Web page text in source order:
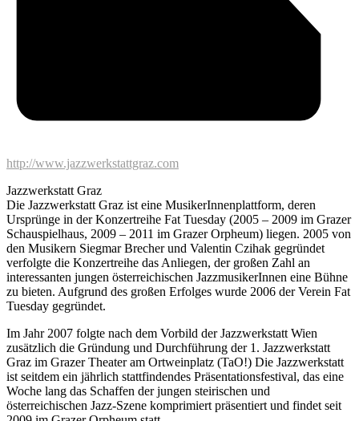
http://www.jazzwerkstattgraz.com
Jazzwerkstatt Graz
Die Jazzwerkstatt Graz ist eine MusikerInnenplattform, deren
Ursprünge in der Konzertreihe Fat Tuesday (2005 – 2009 im Grazer
Schauspielhaus, 2009 – 2011 im Grazer Orpheum) liegen. 2005 von
den Musikern Siegmar Brecher und Valentin Czihak gegründet
verfolgte die Konzertreihe das Anliegen, der großen Zahl an
interessanten jungen österreichischen JazzmusikerInnen eine Bühne
zu bieten. Aufgrund des großen Erfolges wurde 2006 der Verein Fat
Tuesday gegründet.
Im Jahr 2007 folgte nach dem Vorbild der Jazzwerkstatt Wien
zusätzlich die Gründung und Durchführung der 1. Jazzwerkstatt
Graz im Grazer Theater am Ortweinplatz (TaO!) Die Jazzwerkstatt
ist seitdem ein jährlich stattfindendes Präsentationsfestival, das eine
Woche lang das Schaffen der jungen steirischen und
österreichischen Jazz-Szene komprimiert präsentiert und findet seit